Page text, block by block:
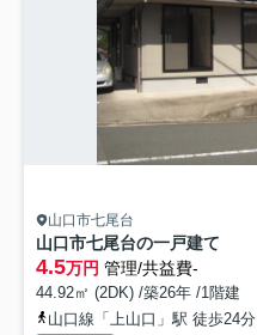
山口市七尾台
山口市七尾台の一戸建て
4.5万円 管理/共益費-
44.92㎡ (2DK) /築26年 /1階建
山口線「上山口」駅 徒歩24分